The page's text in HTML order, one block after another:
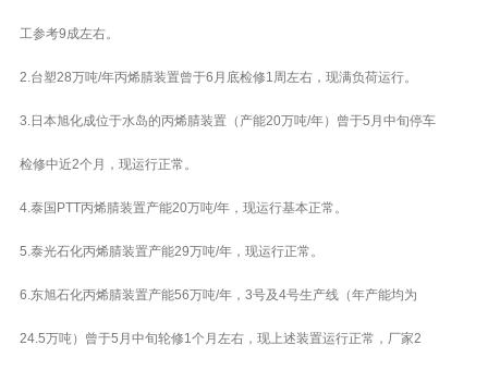
工参考9成左右。
2.台塑28万吨/年丙烯腈装置曾于6月底检修1周左右，现满负荷运行。
3.日本旭化成位于水岛的丙烯腈装置（产能20万吨/年）曾于5月中旬停车
检修中近2个月，现运行正常。
4.泰国PTT丙烯腈装置产能20万吨/年，现运行基本正常。
5.泰光石化丙烯腈装置产能29万吨/年，现运行正常。
6.东旭石化丙烯腈装置产能56万吨/年，3号及4号生产线（年产能均为
24.5万吨）曾于5月中旬轮修1个月左右，现上述装置运行正常，厂家2